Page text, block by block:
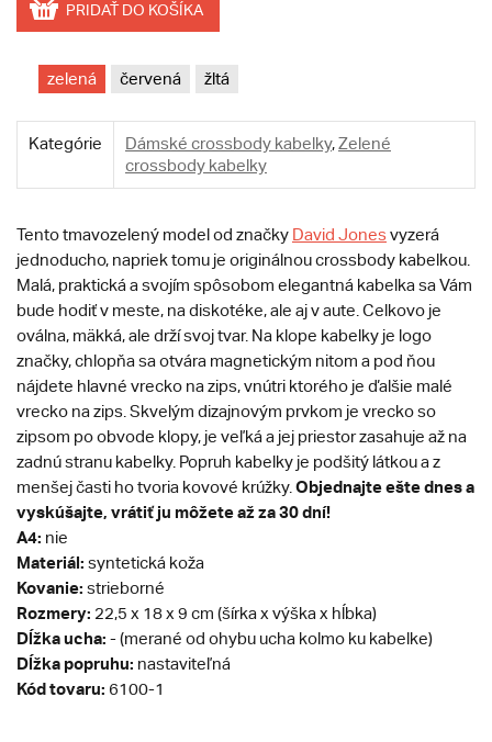
PRIDAŤ DO KOŠÍKA
zelená červená žltá
Kategórie Dámské crossbody kabelky,Zelené
crossbody kabelky
Tento tmavozelený model od značky David Jones vyzerá
jednoducho, napriek tomu je originálnou crossbody kabelkou.
Malá, praktická a svojím spôsobom elegantná kabelka sa Vám
bude hodiť v meste, na diskotéke, ale aj v aute. Celkovo je
oválna, mäkká, ale drží svoj tvar. Na klope kabelky je logo
značky, chlopňa sa otvára magnetickým nitom a pod ňou
nájdete hlavné vrecko na zips, vnútri ktorého je ďalšie malé
vrecko na zips. Skvelým dizajnovým prvkom je vrecko so
zipsom po obvode klopy, je veľká a jej priestor zasahuje až na
zadnú stranu kabelky. Popruh kabelky je podšitý látkou a z
menšej časti ho tvoria kovové krúžky. Objednajte ešte dnes a
vyskúšajte, vrátiť ju môžete až za 30 dní!
A4: nie
Materiál: syntetická koža
Kovanie: strieborné
Rozmery: 22,5 x 18 x 9 cm (šírka x výška x hĺbka)
Dĺžka ucha: - (merané od ohybu ucha kolmo ku kabelke)
Dĺžka popruhu: nastaviteľná
Kód tovaru: 6100-1